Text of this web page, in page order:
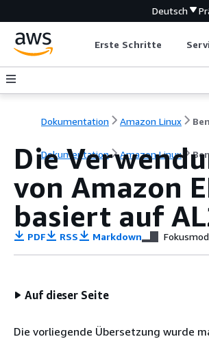
Deutsch
Erste Schritte
Dokumentation Amazon Linux
Dokumentation Amazon Linux
Die
von Amazon
basiert auf
PDF RSS Markdown
Auf dieser Seite
Die vorliegende Übersetzung wurde